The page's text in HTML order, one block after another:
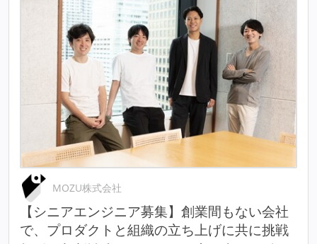
MOZU株式会社
【シニアエンジニア募集】創業間もない会社
で、プロダクトと組織の立ち上げに共に挑戦